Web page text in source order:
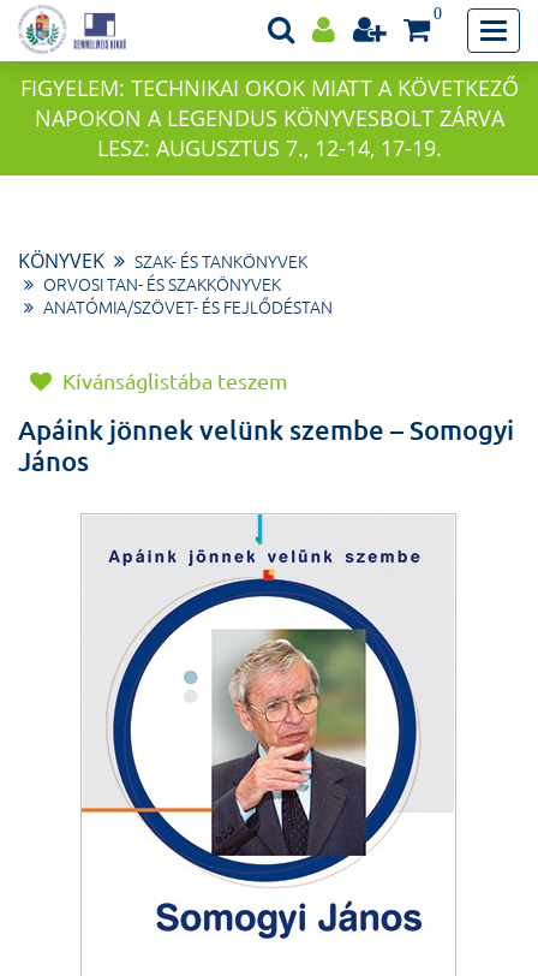
0
FIGYELEM: TECHNIKAI OKOK MIATT A KÖVETKEZŐ
NAPOKON A LEGENDUS KÖNYVESBOLT ZÁRVA
LESZ: AUGUSZTUS 7., 12-14, 17-19.
KÖNYVEK
SZAK- ÉS TANKÖNYVEK
ORVOSI TAN- ÉS SZAKKÖNYVEK
ANATÓMIA/SZÖVET- ÉS FEJLŐDÉSTAN
Kívánságlistába teszem
Apáink jönnek velünk szembe – Somogyi
János